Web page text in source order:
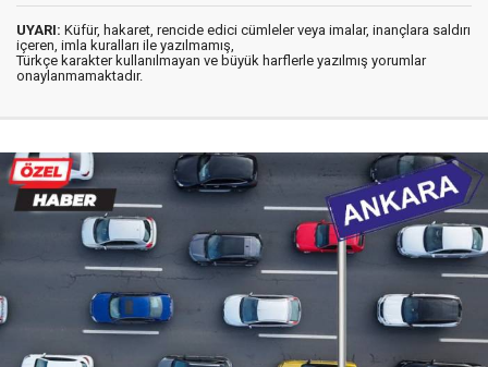
UYARI: Küfür, hakaret, rencide edici cümleler veya imalar, inançlara saldırı
içeren, imla kuralları ile yazılmamış,
Türkçe karakter kullanılmayan ve büyük harflerle yazılmış yorumlar
onaylanmamaktadır.